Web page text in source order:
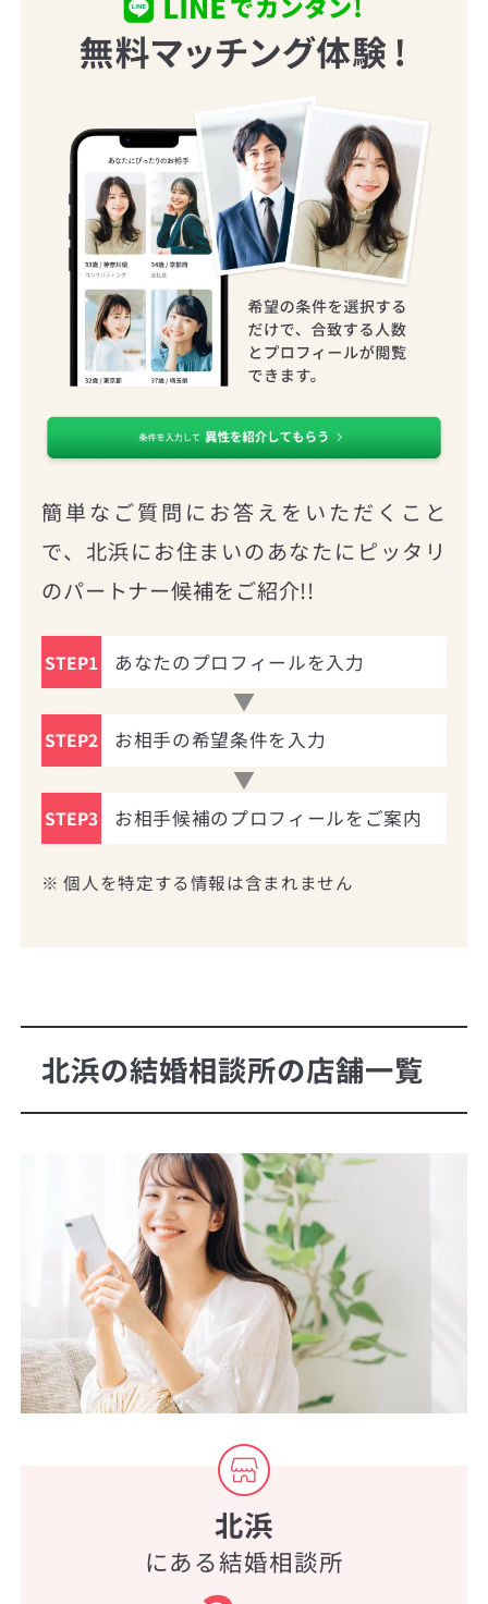
簡単なご質問にお答えをいただくこと
で、北浜にお住まいのあなたにピッタリ
のパートナー候補をご紹介!!
STEP1 あなたのプロフィールを入力
STEP2 お相手の希望条件を入力
STEP3 お相手候補のプロフィールをご案内
※ 個人を特定する情報は含まれません
北浜の結婚相談所の店舗一覧
北浜
にある結婚相談所